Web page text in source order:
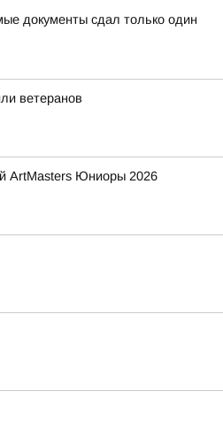
документы сдал только один
ветеранов
ArtMasters Юниоры 2026